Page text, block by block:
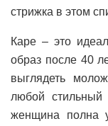
стрижка в этом
Каре – это
образ после 40
выглядеть
любой стильный
женщина полна